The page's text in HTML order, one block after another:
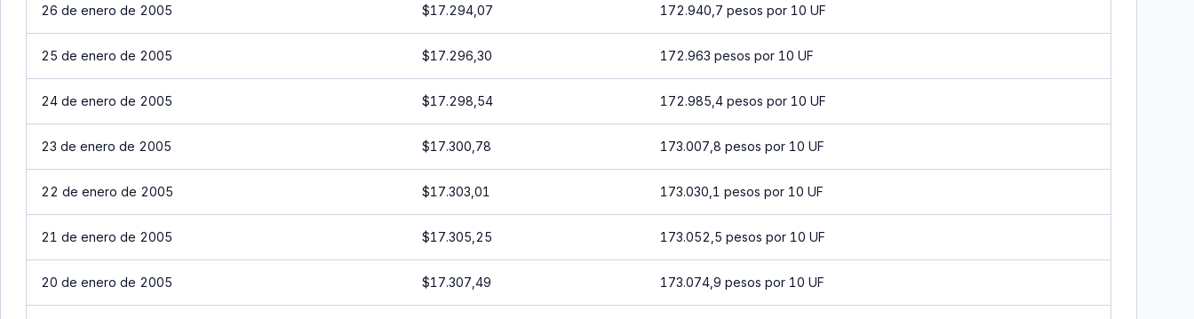
26 de enero de 2005 $17.294,07 172.940,7 pesos por 10 UF
25 de enero de 2005 $17.296,30 172.963 pesos por 10 UF
24 de enero de 2005 $17.298,54 172.985,4 pesos por 10 UF
23 de enero de 2005 $17.300,78 173.007,8 pesos por 10 UF
22 de enero de 2005 $17.303,01 173.030,1 pesos por 10 UF
21 de enero de 2005 $17.305,25 173.052,5 pesos por 10 UF
20 de enero de 2005 $17.307,49 173.074,9 pesos por 10 UF